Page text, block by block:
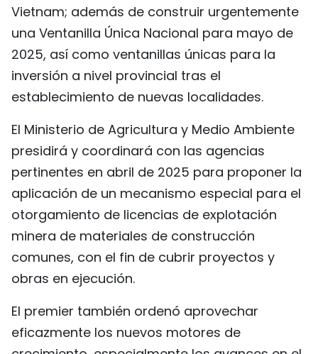
Vietnam; además de construir urgentemente
una Ventanilla Única Nacional para mayo de
2025, así como ventanillas únicas para la
inversión a nivel provincial tras el
establecimiento de nuevas localidades.
El Ministerio de Agricultura y Medio Ambiente
presidirá y coordinará con las agencias
pertinentes en abril de 2025 para proponer la
aplicación de un mecanismo especial para el
otorgamiento de licencias de explotación
minera de materiales de construcción
comunes, con el fin de cubrir proyectos y
obras en ejecución.
El premier también ordenó aprovechar
eficazmente los nuevos motores de